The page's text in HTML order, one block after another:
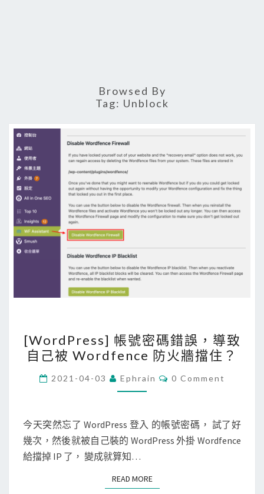
Browsed By
Tag: Unblock
W
o
r
d
r
e
]
[WordPress] 帳號密碼錯誤，導致
自己被 Wordfence 防火牆擋住？
2021-04-03 Ephrain
C
N
T
S
0 Comment
今天突然忘了 WordPress 登入 的帳號密碼， 試了好
幾次，然後就被自己裝的 WordPress 外掛 Wordfence
給擋掉 IP 了， 變成就算知…
READ MOREREAD MORE